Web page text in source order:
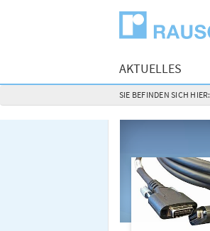
AKTUELLES
SIE BEFINDEN SICH HIER: